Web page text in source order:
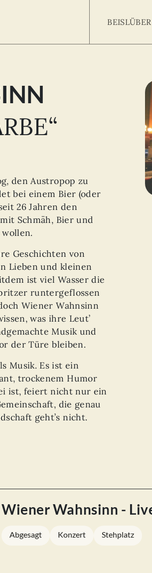
BEISL
den Austropop zu
bei einem Bier (oder
26 Jahren den
Schmäh, Bier und
wollen.
Geschichten von
Lieben und kleinen
ist viel Wasser die
runtergeflossen
Wiener Wahnsinn
was ihre Leut’
Musik und
der Türe bleiben.
Musik. Es ist ein
trockenem Humor
ist, feiert nicht nur ein
die genau
geht’s nicht.
Wiener Wahnsinn -
Abgesagt Konzert Stehplatz